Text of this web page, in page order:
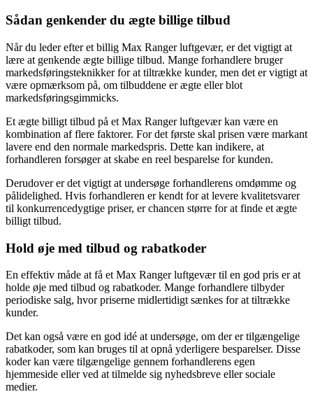
Sådan genkender du ægte billige tilbud
Når du leder efter et billig Max Ranger luftgevær, er det vigtigt at
lære at genkende ægte billige tilbud. Mange forhandlere bruger
markedsføringsteknikker for at tiltrække kunder, men det er vigtigt at
være opmærksom på, om tilbuddene er ægte eller blot
markedsføringsgimmicks.
Et ægte billigt tilbud på et Max Ranger luftgevær kan være en
kombination af flere faktorer. For det første skal prisen være markant
lavere end den normale markedspris. Dette kan indikere, at
forhandleren forsøger at skabe en reel besparelse for kunden.
Derudover er det vigtigt at undersøge forhandlerens omdømme og
pålidelighed. Hvis forhandleren er kendt for at levere kvalitetsvarer
til konkurrencedygtige priser, er chancen større for at finde et ægte
billigt tilbud.
Hold øje med tilbud og rabatkoder
En effektiv måde at få et Max Ranger luftgevær til en god pris er at
holde øje med tilbud og rabatkoder. Mange forhandlere tilbyder
periodiske salg, hvor priserne midlertidigt sænkes for at tiltrække
kunder.
Det kan også være en god idé at undersøge, om der er tilgængelige
rabatkoder, som kan bruges til at opnå yderligere besparelser. Disse
koder kan være tilgængelige gennem forhandlerens egen
hjemmeside eller ved at tilmelde sig nyhedsbreve eller sociale
medier.